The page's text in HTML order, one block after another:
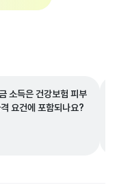
소득은 건강보험 피부
요건에 포함되나요?